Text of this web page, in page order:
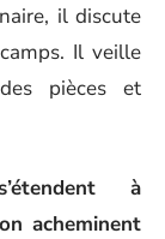
il discute
Il veille
pièces et
à
acheminent